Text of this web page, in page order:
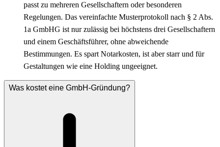
passt zu mehreren Gesellschaftern oder besonderen
Regelungen. Das vereinfachte Musterprotokoll nach § 2 Abs.
1a GmbHG ist nur zulässig bei höchstens drei Gesellschaftern
und einem Geschäftsführer, ohne abweichende
Bestimmungen. Es spart Notarkosten, ist aber starr und für
Gestaltungen wie eine Holding ungeeignet.
Was kostet eine GmbH-Gründung?